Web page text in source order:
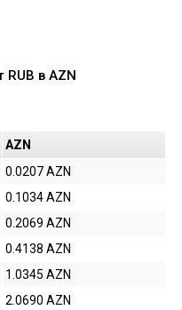
RUB в AZN
AZN
0.0207 AZN
0.1034 AZN
0.2069 AZN
0.4138 AZN
1.0345 AZN
2.0690 AZN